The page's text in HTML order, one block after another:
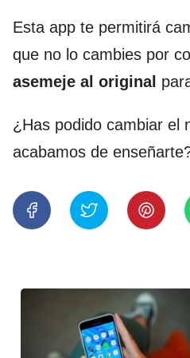
Esta app te permitirá
que no lo cambies por
asemeje al original
¿Has podido cambiar el
acabamos de